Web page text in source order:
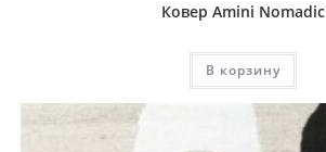
Ковер Amini Nomadic
В корзину